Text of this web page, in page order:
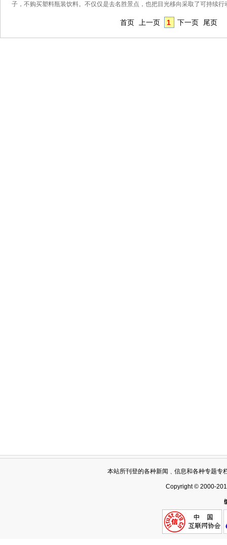
子，不购买塑料瓶装饮料。不仅仅是去名胜景点，也把目光移向采取了可持续行
首页 上一页 1 下一页 尾页
本站所刊登的各种新闻﹑信息和各种专题专
Copyright © 2000-